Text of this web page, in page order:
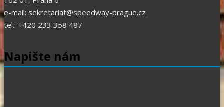
e-mail: sekretariat@speedway-prague.cz
tel.: +420 233 358 487
Napište nám